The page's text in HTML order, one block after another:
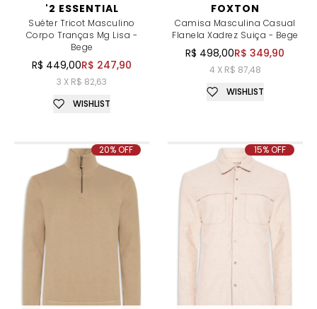
'2 ESSENTIAL
Suéter Tricot Masculino
Corpo Tranças Mg Lisa -
Bege
R$ 449,00R$ 247,90
3 X R$ 82,63
WISHLIST
FOXTON
Camisa Masculina Casual
Flanela Xadrez Suiça - Bege
R$ 498,00R$ 349,90
4 X R$ 87,48
WISHLIST
20% OFF 15% OFF